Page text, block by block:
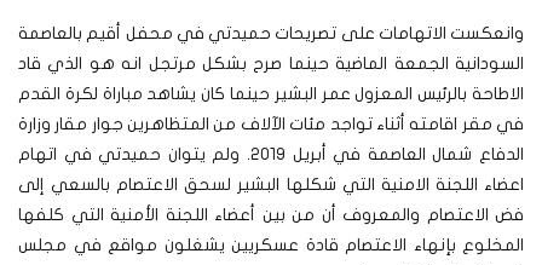
وانعكست الاتهامات على تصريحات حميدتي في محفل أقيم بالعاصمة
السودانية الجمعة الماضية حينما صرح بشكل مرتجل انه هو الذي قاد
الاطاحة بالرئيس المعزول عمر البشير حينما كان يشاهد مباراة لكرة القدم
في مقر اقامته أثناء تواجد مئات الآلاف من المتظاهرين جوار مقار وزارة
الدفاع شمال العاصمة في أبريل 2019.
ولم يتوان حميدتي في اتهام
اعضاء اللجنة الامنية التي شكلها البشير لسحق الاعتصام بالسعي إلى
فض الاعتصام والمعروف أن من بين أعضاء اللجنة الأمنية التي كلفها
المخلوع بإنهاء الاعتصام قادة عسكريين يشغلون مواقع في مجلس